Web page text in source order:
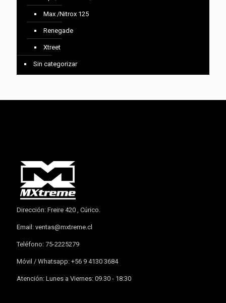
Max /Nitrox 125
Renegade
Xtreet
Sin categorizar
Dirección: Freire 420 , Cúrico.
Email: ventas@mxtreme.cl
Teléfono: 75-2225279
Móvil / Whatsapp: +56 9 4130 3684
Atención: Lunes a Viernes: 09.30 - 18:30